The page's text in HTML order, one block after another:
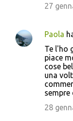
27
Paola
Te l'ho
piace
cose
una
sempre
28